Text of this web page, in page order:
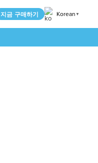
지금 구매하기 Korean ▼